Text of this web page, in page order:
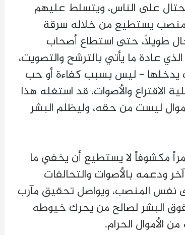
على الناس، ويتسلط عليهم
منصب يستطيع من خلاله سرقة
طويلاً، حتى استطاع أصحاب
عادة ما يأتي بالترشح والتصويت،
يدخلها - ليس بسبب كفاءة أو حب
والأصوات، قد استغله هذا
ليست من حقه، وليظلم البشر
مكشوفاً لا يستطيع أن يخفي ما
ودعمه بالأصوات والتحالفات
نفس المنصب، ويواصل تحقيق مآرب
البشر لصالح من يحرك خيوطه
الأموال الحرام.